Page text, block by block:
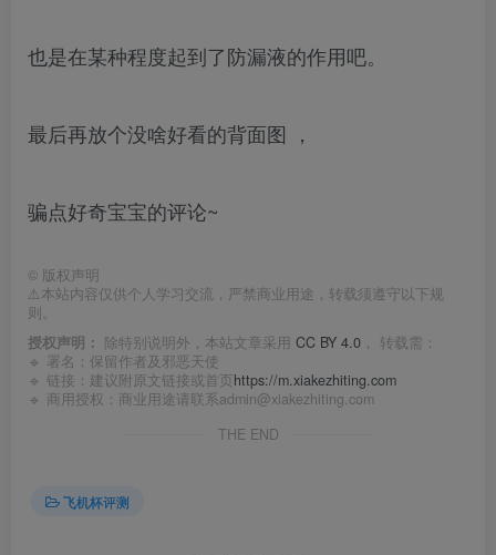
也是在某种程度起到了防漏液的作用吧。
最后再放个没啥好看的背面图 ，
骗点好奇宝宝的评论~
© 版权声明
⚠️本站内容仅供个人学习交流，严禁商业用途，转载须遵守以下规
则。
授权声明： 除特别说明外，本站文章采用 CC BY 4.0 ， 转载需：
🔹 署名：保留作者及 邪恶天使
🔹 链接：建议附原文链接或首页https://m.xiakezhiting.com
🔹 商用授权：商业用途请联系admin@xiakezhiting.com
THE END
飞机杯评测